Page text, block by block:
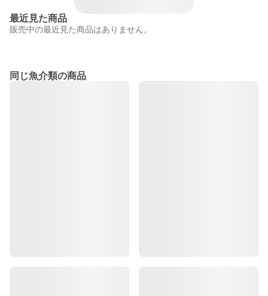
最近見た商品
販売中の最近見た商品はありません。
同じ魚介類の商品